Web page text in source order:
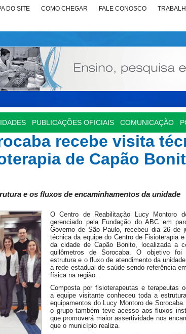
DO SITE COMO CHEGAR FALE CONOSCO
PUBLICAÇÕES OFICIAIS COMUNICAÇÃO
recebe visita
de Capão
e os fluxos de encaminhamentos da unidade
O Centro de Reabilitação Lucy Montoro
gerenciado pela Fundação do ABC em
Governo de São Paulo, recebeu dia 26 de
técnica da equipe do Centro de Fisioterapia
da cidade de Capão Bonito, localizada a
quilômetros de Sorocaba. O objetivo foi
estrutura e o fluxo de atendimento da
a rede estadual de saúde sendo referência
física na região.
Composta por fisioterapeutas e terapeutas
a equipe visitante conheceu toda a
equipamentos do Lucy Montoro de
o grupo também teve acesso aos fluxos
que promoverá maior assertividade nos
que o município realiza.